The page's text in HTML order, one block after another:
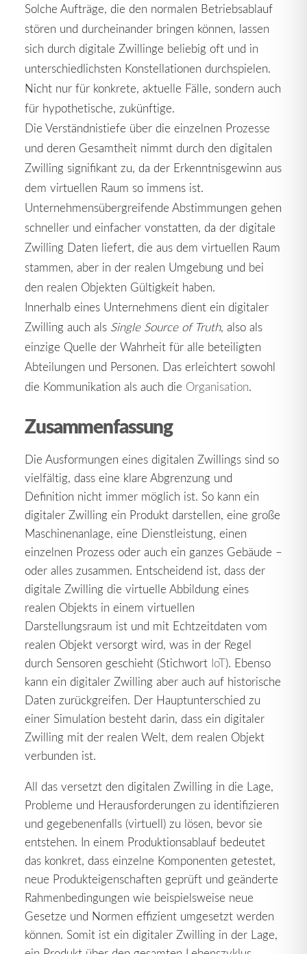
Solche Aufträge, die den normalen Betriebsablauf
stören und durcheinander bringen können, lassen
sich durch digitale Zwillinge beliebig oft und in
unterschiedlichsten Konstellationen durchspielen.
Nicht nur für konkrete, aktuelle Fälle, sondern auch
für hypothetische, zukünftige.
Die Verständnistiefe über die einzelnen Prozesse
und deren Gesamtheit nimmt durch den digitalen
Zwilling signifikant zu, da der Erkenntnisgewinn aus
dem virtuellen Raum so immens ist.
Unternehmensübergreifende Abstimmungen gehen
schneller und einfacher vonstatten, da der digitale
Zwilling Daten liefert, die aus dem virtuellen Raum
stammen, aber in der realen Umgebung und bei
den realen Objekten Gültigkeit haben.
Innerhalb eines Unternehmens dient ein digitaler
Zwilling auch als Single Source of Truth, also als
einzige Quelle der Wahrheit für alle beteiligten
Abteilungen und Personen. Das erleichtert sowohl
die Kommunikation als auch die Organisation.
Zusammenfassung
Die Ausformungen eines digitalen Zwillings sind so
vielfältig, dass eine klare Abgrenzung und
Definition nicht immer möglich ist. So kann ein
digitaler Zwilling ein Produkt darstellen, eine große
Maschinenanlage, eine Dienstleistung, einen
einzelnen Prozess oder auch ein ganzes Gebäude –
oder alles zusammen. Entscheidend ist, dass der
digitale Zwilling die virtuelle Abbildung eines
realen Objekts in einem virtuellen
Darstellungsraum ist und mit Echtzeitdaten vom
realen Objekt versorgt wird, was in der Regel
durch Sensoren geschieht (Stichwort IoT). Ebenso
kann ein digitaler Zwilling aber auch auf historische
Daten zurückgreifen. Der Hauptunterschied zu
einer Simulation besteht darin, dass ein digitaler
Zwilling mit der realen Welt, dem realen Objekt
verbunden ist.
All das versetzt den digitalen Zwilling in die Lage,
Probleme und Herausforderungen zu identifizieren
und gegebenenfalls (virtuell) zu lösen, bevor sie
entstehen. In einem Produktionsablauf bedeutet
das konkret, dass einzelne Komponenten getestet,
neue Produkteigenschaften geprüft und geänderte
Rahmenbedingungen wie beispielsweise neue
Gesetze und Normen effizient umgesetzt werden
können. Somit ist ein digitaler Zwilling in der Lage,